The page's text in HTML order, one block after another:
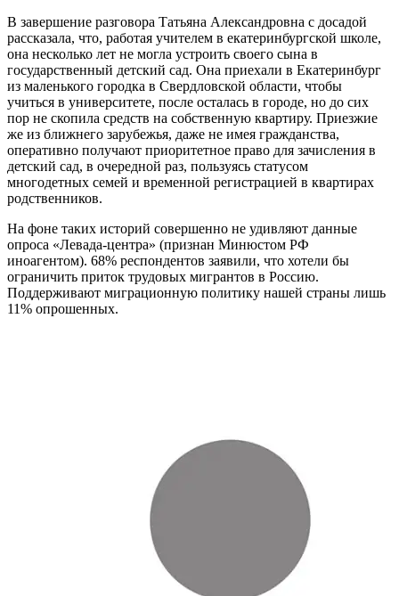
В завершение разговора Татьяна Александровна с досадой
рассказала, что, работая учителем в екатеринбургской школе,
она несколько лет не могла устроить своего сына в
государственный детский сад. Она приехали в Екатеринбург
из маленького городка в Свердловской области, чтобы
учиться в университете, после осталась в городе, но до сих
пор не скопила средств на собственную квартиру. Приезжие
же из ближнего зарубежья, даже не имея гражданства,
оперативно получают приоритетное право для зачисления в
детский сад, в очередной раз, пользуясь статусом
многодетных семей и временной регистрацией в квартирах
родственников.
На фоне таких историй совершенно не удивляют данные
опроса «Левада-центра» (признан Минюстом РФ
иноагентом). 68% респондентов заявили, что хотели бы
ограничить приток трудовых мигрантов в Россию.
Поддерживают миграционную политику нашей страны лишь
11% опрошенных.